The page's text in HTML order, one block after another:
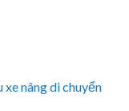
nâng di chuyển